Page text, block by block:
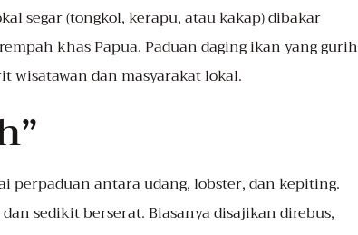
segar (tongkol, kerapu, atau kakap) dibakar
khas Papua. Paduan daging ikan yang gurih
wisatawan dan masyarakat lokal.
perpaduan antara udang, lobster, dan kepiting.
sedikit berserat. Biasanya disajikan direbus,